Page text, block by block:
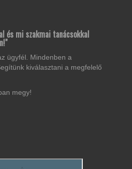
és mi szakmai tanácsokkal
!"
ügyfél. Mindenben a
kiválasztani a megfelelő
megy!